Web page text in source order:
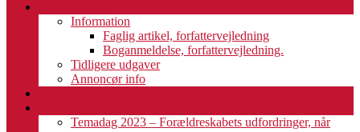
Information
Faglig artikel, forfattervejledning
Boganmeldelse, forfattervejledning.
Tidligere udgaver
Annoncør info
Temadag 2023 – Forældreskabets udfordringer, når